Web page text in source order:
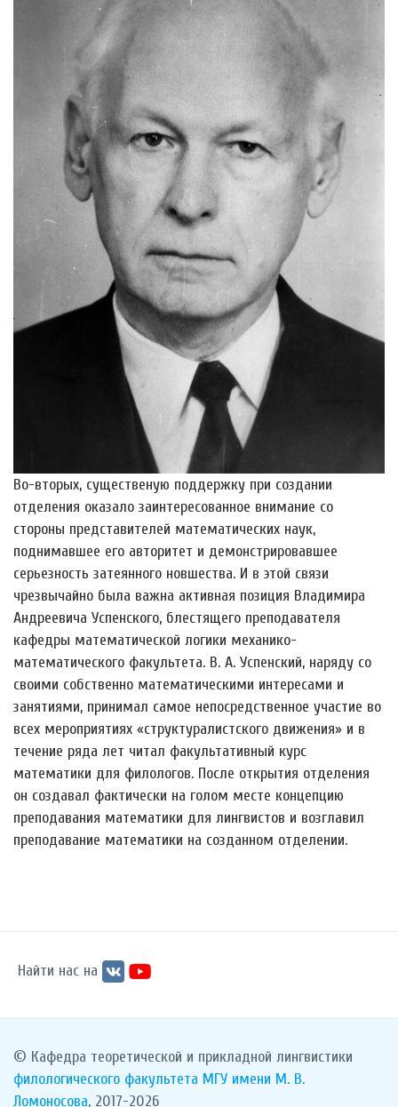
Во-вторых, существеную поддержку при создании
отделения оказало заинтересованное внимание со
стороны представителей математических наук,
поднимавшее его авторитет и демонстрировавшее
серьезность затеянного новшества. И в этой связи
чрезвычайно была важна активная позиция Владимира
Андреевича Успенского, блестящего преподавателя
кафедры математической логики механико-
математического факультета. В. А. Успенский, наряду со
своими собственно математическими интересами и
занятиями, принимал самое непосредственное участие во
всех мероприятиях «структуралистского движения» и в
течение ряда лет читал факультативный курс
математики для филологов. После открытия отделения
он создавал фактически на голом месте концепцию
преподавания математики для лингвистов и возглавил
преподавание математики на созданном отделении.
Найти нас на
© Кафедра теоретической и прикладной лингвистики
филологического факультета МГУ имени М. В.
Ломоносова, 2017-2026